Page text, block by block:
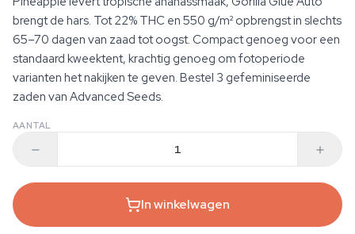
brengt de hars. Tot 22% THC en 550 g/m² opbrengst in slechts
65–70 dagen van zaad tot oogst. Compact genoeg voor een
standaard kweektent, krachtig genoeg om fotoperiode
varianten het nakijken te geven. Bestel 3 gefeminiseerde
zaden van Advanced Seeds.
AANTAL
In winkelwagen